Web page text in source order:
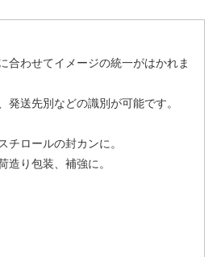
合わせてイメージの統一がはかれま
発送先別などの識別が可能です。
チロールの封カンに。
造り包装、補強に。